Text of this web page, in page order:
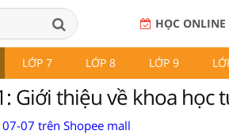
HỌC ONLINE
LỚP 7 LỚP 8 LỚP 9
Giới thiệu về khoa học
07-07 trên Shopee mall